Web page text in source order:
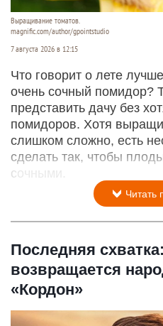
Выращивание томатов.
magnific.com/author/gpointstudio
7 августа 2026 в 12:15
Что говорит о лете
очень сочный помидор?
представить дачу без
помидоров. Хотя
слишком сложно, есть
сделать так, чтобы
сочными.
Читать
Последняя
возвращается
«Кордон»